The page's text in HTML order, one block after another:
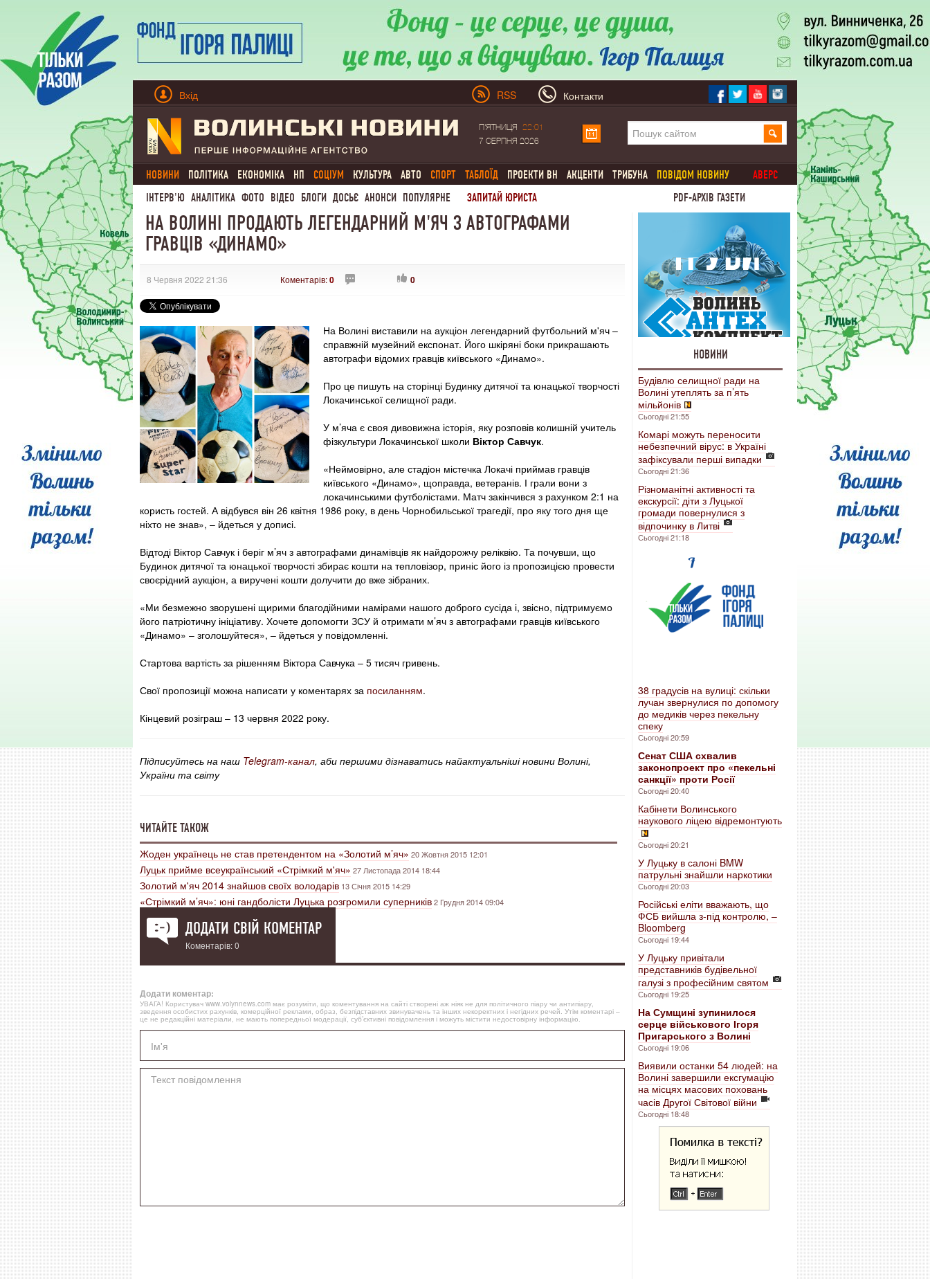
Вхід RSS Контакти
П'ЯТНИЦЯ
22:01
7 СЕРПНЯ 2026
НОВИНИ ПОЛІТИКА ЕКОНОМІКА НП СОЦІУМ КУЛЬТУРА АВТО СПОРТ ТАБЛОЇД ПРОЕКТИ ВН АКЦЕНТИ ТРИБУНА ПОВІДОМ НОВИНУ
АВЕРС
ІНТЕРВ'Ю АНАЛІТИКА ФОТО ВІДЕО БЛОГИ ДОСЬЄ АНОНСИ ПОПУЛЯРНЕ ЗАПИТАЙ ЮРИСТА PDF-АРХІВ ГАЗЕТИ
НА ВОЛИНІ ПРОДАЮТЬ ЛЕГЕНДАРНИЙ М'ЯЧ З АВТОГРАФАМИ
ГРАВЦІВ «ДИНАМО»
8 Червня 2022 21:36 Коментарів:0 0
На Волині виставили на аукціон легендарний футбольний м'яч –
справжній музейний експонат. Його шкіряні боки прикрашають
автографи відомих гравців київського «Динамо».
Про це пишуть на сторінці Будинку дитячої та юнацької творчості
Локачинської селищної ради.
У м’яча є своя дивовижна історія, яку розповів колишній учитель
фізкультури Локачинської школи Віктор Савчук.
«Неймовірно, але стадіон містечка Локачі приймав гравців
київського «Динамо», щоправда, ветеранів. І грали вони з
локачинськими футболістами. Матч закінчився з рахунком 2:1 на
користь гостей. А відбувся він 26 квітня 1986 року, в день Чорнобильської трагедії, про яку того дня ще
ніхто не знав», – йдеться у дописі.
Відтоді Віктор Савчук і беріг м’яч з автографами динамівців як найдорожчу реліквію. Та почувши, що
Будинок дитячої та юнацької творчості збирає кошти на тепловізор, приніс його із пропозицією провести
своєрідний аукціон, а виручені кошти долучити до вже зібраних.
«Ми безмежно зворушені щирими благодійними намірами нашого доброго сусіда і, звісно, підтримуємо
його патріотичну ініціативу. Хочете допомогти ЗСУ й отримати м’яч з автографами гравців київського
«Динамо» – зголошуйтеся», – йдеться у повідомленні.
Стартова вартість за рішенням Віктора Савчука – 5 тисяч гривень.
Свої пропозиції можна написати у коментарях за посиланням.
Кінцевий розіграш – 13 червня 2022 року.
Підписуйтесь на наш Telegram-канал, аби першими дізнаватись найактуальніші новини Волині,
України та світу
ЧИТАЙТЕ ТАКОЖ
Жоден українець не став претендентом на «Золотий м’яч» 20 Жовтня 2015 12:01
Луцьк прийме всеукраїнський «Стрімкий м'яч» 27 Листопада 2014 18:44
Золотий м'яч 2014 знайшов своїх володарів 13 Січня 2015 14:29
«Стрімкий м’яч»: юні гандболісти Луцька розгромили суперників2 Грудня 2014 09:04
ДОДАТИ СВІЙ КОМЕНТАР
Коментарів: 0
Додати коментар:
УВАГА! Користувач www.volynnews.com має розуміти, що коментування на сайті створені аж ніяк не для політичного піару чи антипіару,
зведення особистих рахунків, комерційної реклами, образ, безпідставних звинувачень та інших некоректних і негідних речей. Утім коментарі –
це не редакційні матеріали, не мають попередньої модерації, суб’єктивні повідомлення і можуть містити недостовірну інформацію.
НОВИНИ
Будівлю селищної ради на
Волині утеплять за п’ять
мільйонів
Сьогодні 21:55
Комарі можуть переносити
небезпечний вірус: в Україні
зафіксували перші випадки
Сьогодні 21:36
Різноманітні активності та
екскурсії: діти з Луцької
громади повернулися з
відпочинку в Литві
Сьогодні 21:18
38 градусів на вулиці: скільки
лучан звернулися по допомогу
до медиків через пекельну
спеку
Сьогодні 20:59
Сенат США схвалив
законопроект про «пекельні
санкції» проти Росії
Сьогодні 20:40
Кабінети Волинського
наукового ліцею відремонтують
Сьогодні 20:21
У Луцьку в салоні BMW
патрульні знайшли наркотики
Сьогодні 20:03
Російські еліти вважають, що
ФСБ вийшла з-під контролю, –
Bloomberg
Сьогодні 19:44
У Луцьку привітали
представників будівельної
галузі з професійним святом
Сьогодні 19:25
На Сумщині зупинилося
серце військового Ігоря
Пригарського з Волині
Сьогодні 19:06
Виявили останки 54 людей: на
Волині завершили ексгумацію
на місцях масових поховань
часів Другої Світової війни
Сьогодні 18:48